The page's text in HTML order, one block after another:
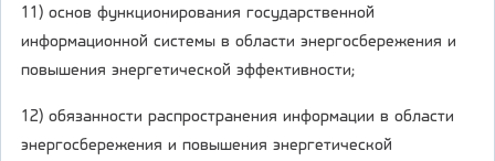
11) основ функционирования государственной
информационной системы в области энергосбережения и
повышения энергетической эффективности;
12) обязанности распространения информации в области
энергосбережения и повышения энергетической